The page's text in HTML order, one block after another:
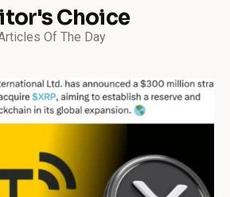
Choice
Of The Day